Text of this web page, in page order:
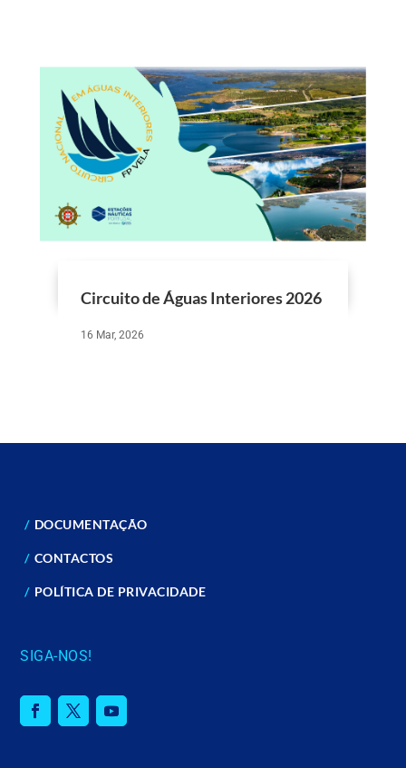
Circuito de Águas Interiores 2026
16 Mar, 2026
DOCUMENTAÇÃO
CONTACTOS
POLÍTICA DE PRIVACIDADE
SIGA-NOS!